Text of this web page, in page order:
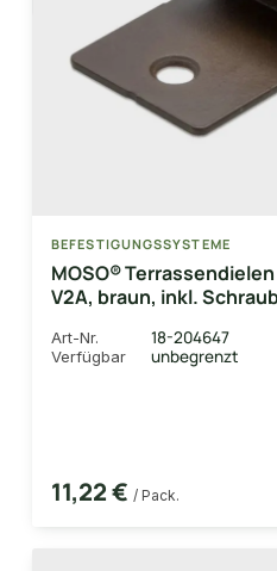
BEFESTIGUNGSSYSTEME
MOSO®
V2A, braun, inkl.
Art-Nr. 18-204647
Verfügbar unbegrenzt
11,22 € / Pack.